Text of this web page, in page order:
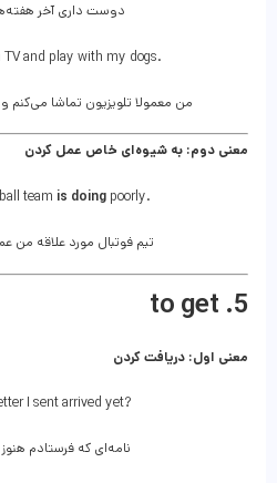
دوست داری آخر
and play with my dogs.
من معمولا تلویزیون تماشا
معنی دوم: به شیوه‌ای خاص عمل کردن
team is doingpoorly.
تیم فوتبال مورد علاقه من
5. to get
معنی اول: دریافت کردن
I sent arrived yet?
نامه‌ای که فرستادم